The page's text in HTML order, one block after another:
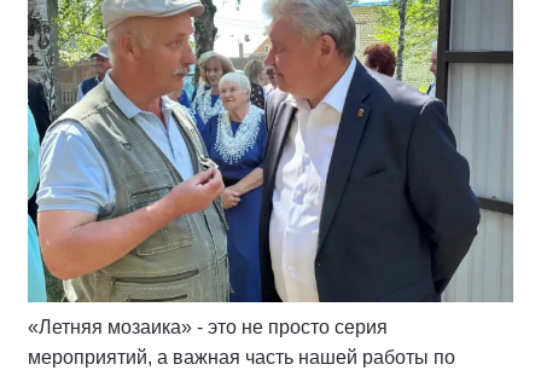
«Летняя мозаика» - это не просто серия
мероприятий, а важная часть нашей работы по